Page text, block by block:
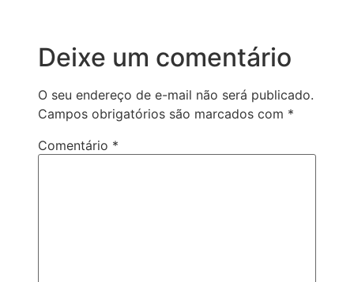
Deixe um comentário
O seu endereço de e-mail não será publicado.
Campos obrigatórios são marcados com *
Comentário *